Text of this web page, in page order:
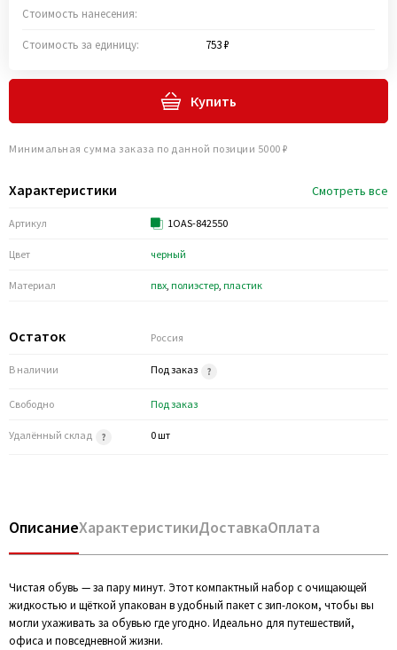
Характеристики Смотреть все
Артикул 1OAS-842550
Цвет черный
Материал пвх, полиэстер, пластик
Остаток Россия
В наличии Под заказ
Свободно Под заказ
Удалённый склад 0 шт
Стоимость нанесения:
Стоимость за единицу: 753 ₽
Купить
Минимальная сумма заказа по данной позиции 5000 ₽
ОписаниеХарактеристикиДоставкаОплата
Чистая обувь — за пару минут. Этот компактный набор с очищающей
жидкостью и щёткой упакован в удобный пакет с зип-локом, чтобы вы
могли ухаживать за обувью где угодно. Идеально для путешествий,
офиса и повседневной жизни.